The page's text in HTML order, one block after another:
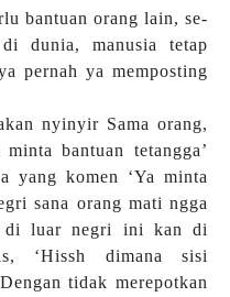
bantuan orang lain, se-
dunia, manusia tetap
pernah ya memposting
nyinyir Sama orang,
bantuan tetangga’
yang komen ‘Ya minta
sana orang mati ngga
di luar negri ini kan di
‘Hissh dimana sisi
tidak merepotkan